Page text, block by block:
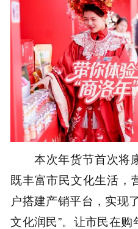
本次年货节首次将
既丰富市民文化生活，
户搭建产销平台，实现
文化润民”。让市民在